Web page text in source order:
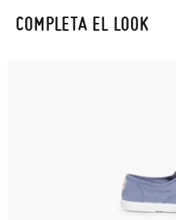
COMPLETA EL LOOK